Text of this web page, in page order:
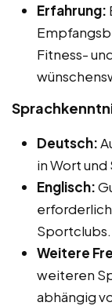
Erfahrung:
Fitness-
Deutsch:
in Wort und
Englisch:
Sportclubs.
Weitere
weiteren
abhängig